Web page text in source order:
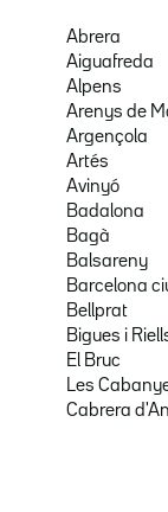
Abrera
Aiguafreda
Alpens
Arenys de
Argençola
Artés
Avinyó
Badalona
Bagà
Balsareny
Barcelona
Bellprat
Bigues i
El Bruc
Les
Cabrera